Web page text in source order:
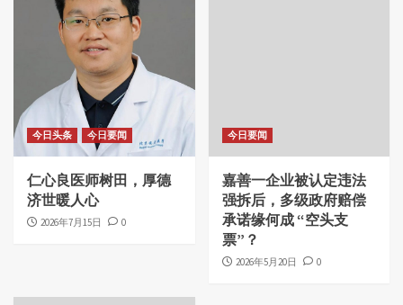
今日头条 今日要闻
仁心良医师树田，厚德
济世暖人心
2026年7月15日 0
今日要闻
嘉善一企业被认定违法
强拆后，多级政府赔偿
承诺缘何成 “空头支
票”？
2026年5月20日 0